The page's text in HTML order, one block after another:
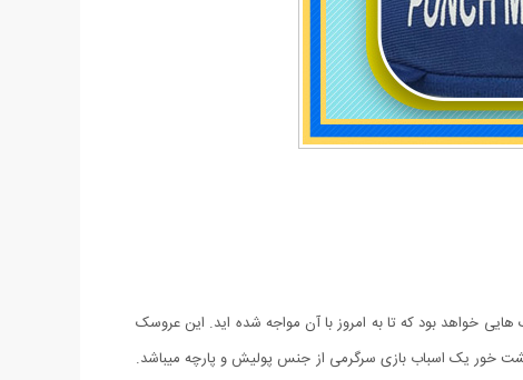
خواهد بود که تا به امروز با آن مواجه شده اید. این عروسک
خور یک اسباب بازی سرگرمی از جنس پولیش و پارچه میباشد.